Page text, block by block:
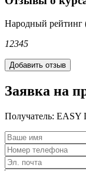
Народный рейтинг
12345
Заявка на
Получатель: EASY